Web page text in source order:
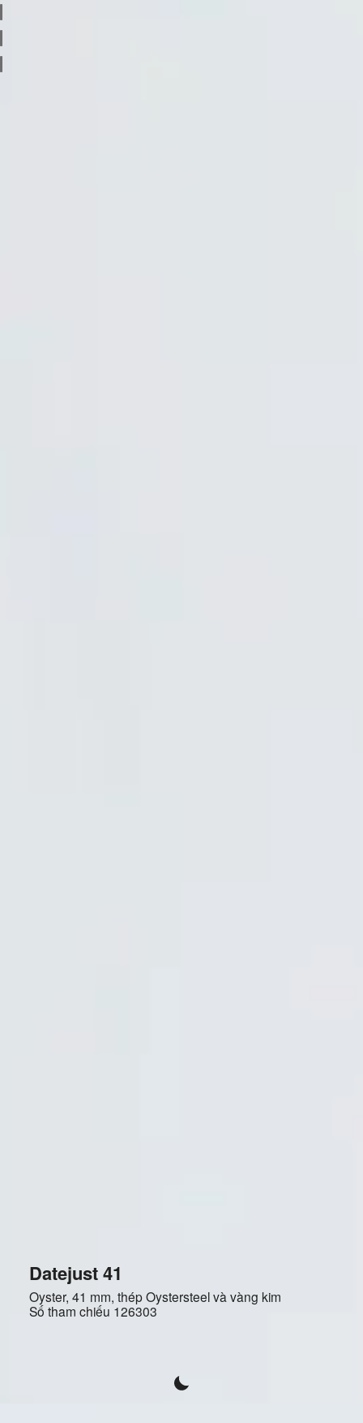
Datejust 41
Oyster, 41 mm, thép Oystersteel và vàng kim
Số tham chiếu 126303